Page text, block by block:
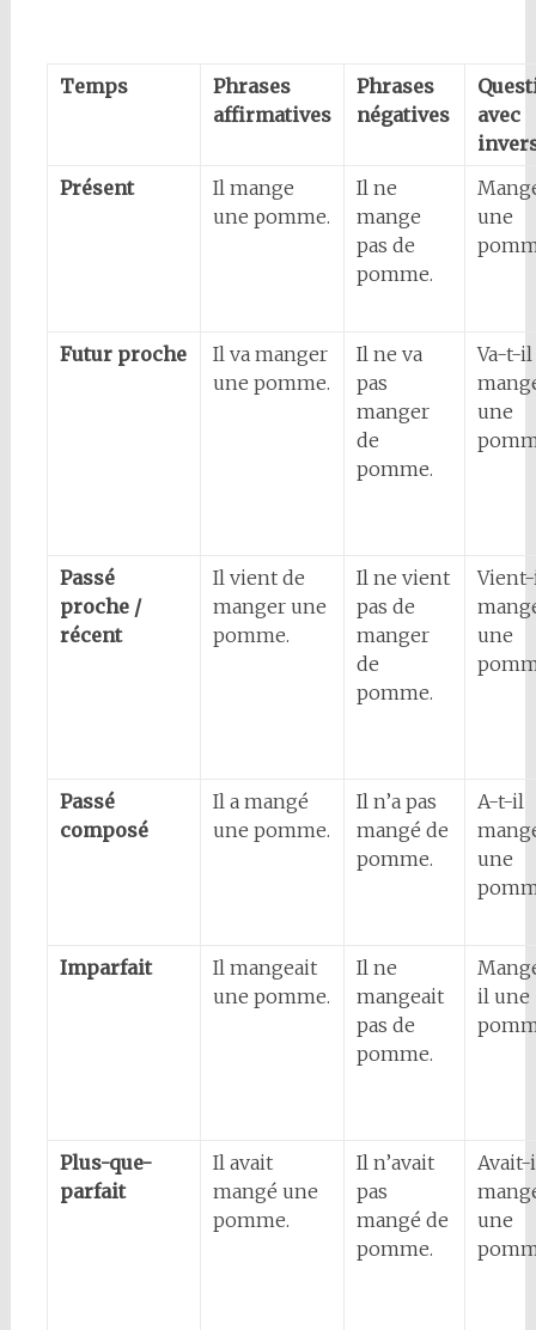
Temps
Phrases
affirmatives
Phrases
négatives
avec
Présent
Il mange
une pomme.
Il ne
mange
pas de
pomme.
une
Futur proche
Il va manger
une pomme.
Il ne va
pas
manger
de
pomme.
Va-t-il
une
Passé
proche /
récent
Il vient de
manger une
pomme.
Il ne vient
pas de
manger
de
pomme.
une
Passé
composé
Il a mangé
une pomme.
Il n’a pas
mangé de
pomme.
A-t-il
une
Imparfait
Il mangeait
une pomme.
Il ne
mangeait
pas de
pomme.
il une
Plus-que-
parfait
Il avait
mangé une
pomme.
Il n’avait
pas
mangé de
pomme.
une